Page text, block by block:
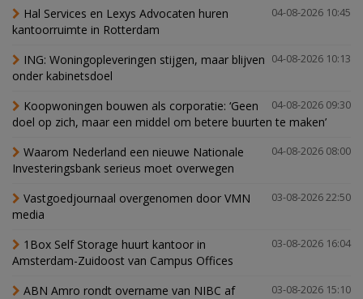
04-08-2026 10:45
Hal Services en Lexys Advocaten huren
kantoorruimte in Rotterdam
04-08-2026 10:13
ING: Woningopleveringen stijgen, maar blijven
onder kabinetsdoel
04-08-2026 09:30
Koopwoningen bouwen als corporatie: ‘Geen
doel op zich, maar een middel om betere buurten te maken’
04-08-2026 08:00
Waarom Nederland een nieuwe Nationale
Investeringsbank serieus moet overwegen
03-08-2026 22:50
Vastgoedjournaal overgenomen door VMN
media
03-08-2026 16:04
1Box Self Storage huurt kantoor in
Amsterdam-Zuidoost van Campus Offices
03-08-2026 15:10
ABN Amro rondt overname van NIBC af